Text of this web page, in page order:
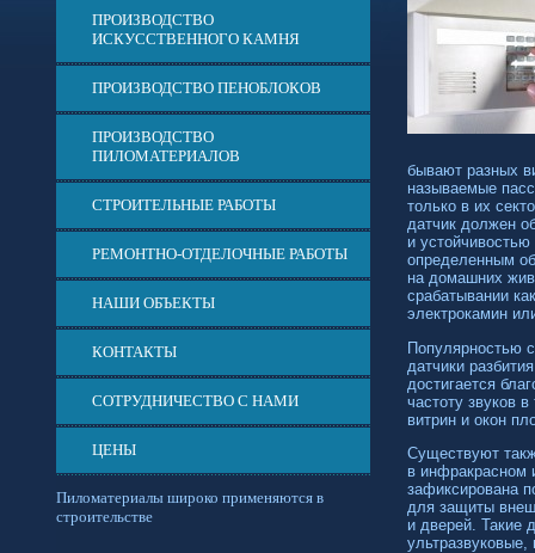
ПРОИЗВОДСТВО
ИСКУССТВЕННОГО КАМНЯ
ПРОИЗВОДСТВО ПЕНОБЛОКОВ
ПРОИЗВОДСТВО
ПИЛОМАТЕРИАЛОВ
СТРОИТЕЛЬНЫЕ РАБОТЫ
РЕМОНТНО-ОТДЕЛОЧНЫЕ РАБОТЫ
НАШИ ОБЪЕКТЫ
КОНТАКТЫ
СОТРУДНИЧЕСТВО С НАМИ
ЦЕНЫ
Пиломатериалы широко применяются в
строительстве
бывают разных
называемые
только в их
датчик должен
и
определенным
на домашних
срабатывании
электрокамин
Популярностью
датчики
достигается
частоту звуков
витрин и окон
Существуют
в инфракрасном
зафиксирована
для защиты
и дверей. Такие